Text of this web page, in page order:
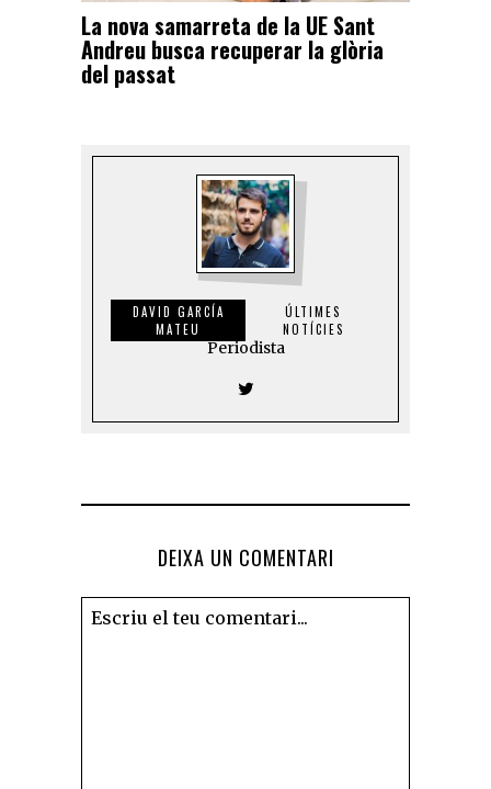
La nova samarreta de la UE Sant
Andreu busca recuperar la glòria
del passat
DAVID GARCÍA
MATEU
ÚLTIMES
NOTÍCIES
Periodista
DEIXA UN COMENTARI